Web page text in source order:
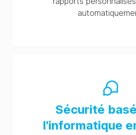
Sécurité
l'informatique